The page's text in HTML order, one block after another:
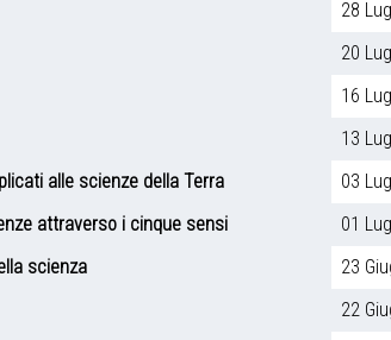
28
20
16
13
alle scienze della Terra
03
attraverso i cinque sensi
01
scienza
23
22